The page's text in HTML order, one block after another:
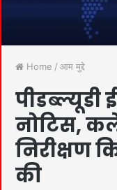
Home / आम मुद्दे
नोटिस,
निरीक्षण
की